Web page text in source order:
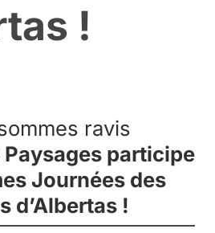
!
ravis
Paysages participe
Journées des
d’Albertas !